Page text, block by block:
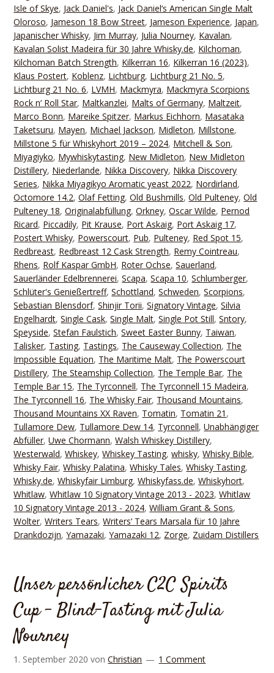
Isle of Skye, Jack Daniel's, Jack Daniel‘s American Single Malt
Oloroso, Jameson 18 Bow Street, Jameson Experience, Japan,
Japanischer Whisky, Jim Murray, Julia Nourney, Kavalan,
Kavalan Solist Madeira für 30 Jahre Whisky.de, Kilchoman,
Kilchoman Batch Strength, Kilkerran 16, Kilkerran 16 (2023),
Klaus Postert, Koblenz, Lichtburg, Lichtburg 21 No. 5,
Lichtburg 21 No. 6, LVMH, Mackmyra, Mackmyra Scorpions
Rock n‘ Roll Star, Maltkanzlei, Malts of Germany, Maltzeit,
Marco Bonn, Mareike Spitzer, Markus Eichhorn, Masataka
Taketsuru, Mayen, Michael Jackson, Midleton, Millstone,
Millstone 5 für Whiskyhort 2019 – 2024, Mitchell & Son,
Miyagiyko, Mywhiskytasting, New Midleton, New Midleton
Distillery, Niederlande, Nikka Discovery, Nikka Discovery
Series, Nikka Miyagikyo Aromatic yeast 2022, Nordirland,
Octomore 14.2,Olaf Fetting,Old Bushmills,Old Pulteney,Old
Pulteney 18,Originalabfüllung,Orkney,Oscar Wilde, Pernod
Ricard, Piccadily, Pit Krause, Port Askaig, Port Askaig 17,
Postert Whisky, Powerscourt, Pub, Pulteney, Red Spot 15,
Redbreast, Redbreast 12 Cask Strength, Remy Cointreau,
Rhens, Rolf Kaspar GmbH, Roter Ochse,Sauerland,
Sauerländer Edelbrennerei,Scapa,Scapa 10,Schlumberger,
Schlüter's Genießertreff,Schottland,Schweden,Scorpions,
Sebastian Blensdorf,Shinjir Torii,Signatory Vintage,Silvia
Engelhardt,Single Cask,Single Malt,Single Pot Still,Sntory,
Speyside,Stefan Faulstich,Sweet Easter Bunny, Taiwan,
Talisker, Tasting, Tastings, The Causeway Collection, The
Impossible Equation, The Maritime Malt, The Powerscourt
Distillery, The Steamship Collection, The Temple Bar, The
Temple Bar 15, The Tyrconnell, The Tyrconnell 15 Madeira,
The Tyrconnell 16, The Whisky Fair, Thousand Mountains,
Thousand Mountains XX Raven, Tomatin, Tomatin 21 ,
Tullamore Dew, Tullamore Dew 14, Tyrconnell,Unabhängiger
Abfüller,Uwe Chormann,Walsh Whiskey Distillery,
Westerwald,Whiskey,Whiskey Tasting,whisky,Whisky Bible,
Whisky Fair,Whisky Palatina,Whisky Tales,Whisky Tasting,
Whisky.de,Whiskyfair Limburg,Whiskyfass.de,Whiskyhort,
Whitlaw,Whitlaw 10 Signatory Vintage 2013 - 2023,Whitlaw
10 Signatory Vintage 2013 - 2024,William Grant & Sons,
Wolter,Writers Tears,Writers‘ Tears Marsala für 10 Jahre
Drankdozijn,Yamazaki,Yamazaki 12, Zorge, Zuidam Distillers
Unser persönlicher C2C Spirits
Cup – Blind-Tasting mit Julia
Nourney
1. September 2020 vonChristian 1 Comment